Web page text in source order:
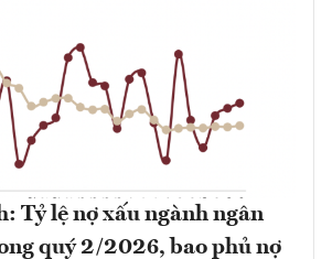
Tỷ lệ nợ xấu ngành ngân
quý 2/2026, bao phủ nợ